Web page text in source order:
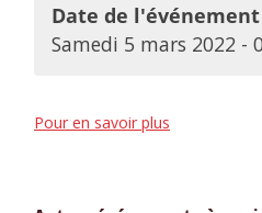
Date de l'événement
Samedi 5 mars 2022 -
Pour en savoir plus